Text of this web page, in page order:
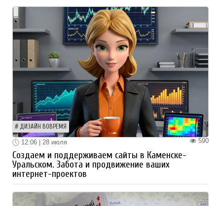
ДИЗАЙН ВОВРЕМЯ
590
12:06 | 28 июля
Создаем и поддерживаем сайты в Каменске-
Уральском. Забота и продвижение ваших
интернет-проектов